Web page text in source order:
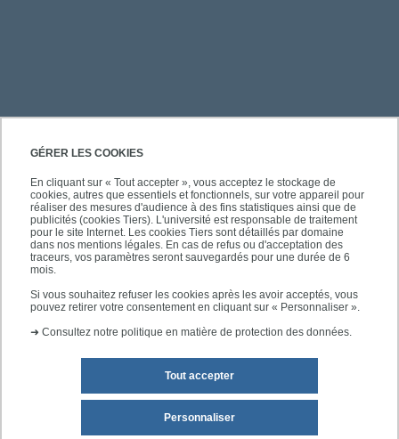
GÉRER LES COOKIES
En cliquant sur « Tout accepter », vous acceptez le stockage de
cookies, autres que essentiels et fonctionnels, sur votre appareil pour
réaliser des mesures d'audience à des fins statistiques ainsi que de
publicités (cookies Tiers). L'université est responsable de traitement
pour le site Internet. Les cookies Tiers sont détaillés par domaine
dans nos mentions légales. En cas de refus ou d'acceptation des
traceurs, vos paramètres seront sauvegardés pour une durée de 6
mois.
Si vous souhaitez refuser les cookies après les avoir acceptés, vous
pouvez retirer votre consentement en cliquant sur « Personnaliser ».
➜ Consultez notre politique en matière de protection des données.
Tout accepter
Personnaliser
PRATIQUE
ACCÈS RAPIDES
SUIVEZ L'UPEC